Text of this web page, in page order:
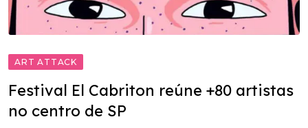
ART ATTACK
Festival El Cabriton reúne +80 artistas
no centro de SP